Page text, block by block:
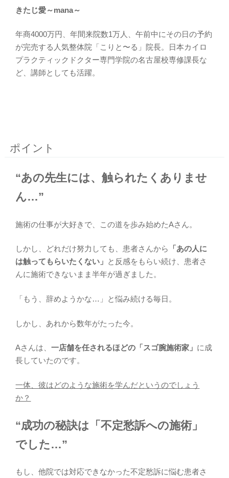
きたじ愛～mana～
年商4000万円、年間来院数1万人、午前中にその日の予約
が完売する人気整体院「こりと〜る」院長。日本カイロ
プラクティックドクター専門学院の名古屋校専修課長な
ど、講師としても活躍。
ポイント
“あの先生には、触られたくありませ
ん…”
施術の仕事が大好きで、この道を歩み始めたAさん。
しかし、どれだけ努力しても、患者さんから
「あの人に
は触ってもらいたくない」 と反感をもらい続け、患者さ
んに施術できないまま半年が過ぎました。
「もう、辞めようかな…」と悩み続ける毎日。
しかし、あれから数年がたった今。
Aさんは、一店舗を任されるほどの「スゴ腕施術家」 に成
長していたのです。
一体、彼はどのような施術を学んだというのでしょう
か？
“成功の秘訣は「不定愁訴への施術」
でした…”
もし、他院では対応できなかった不定愁訴に悩む患者さ